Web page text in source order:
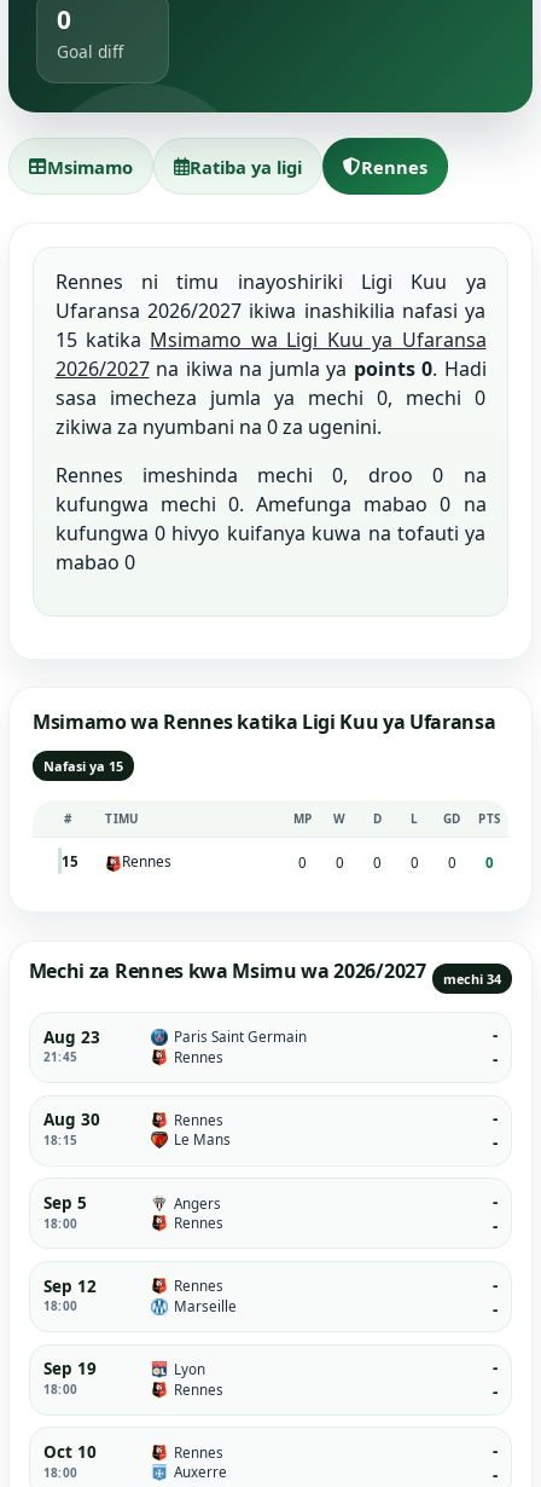
0
Goal diff
Msimamo Ratiba ya ligi Rennes
Rennes ni timu inayoshiriki Ligi Kuu ya
Ufaransa 2026/2027 ikiwa inashikilia nafasi ya
15 katika Msimamo wa Ligi Kuu ya Ufaransa
2026/2027na ikiwa na jumla ya points 0. Hadi
sasa imecheza jumla ya mechi 0, mechi 0
zikiwa za nyumbani na 0 za ugenini.
Rennes imeshinda mechi 0, droo 0 na
kufungwa mechi 0. Amefunga mabao 0 na
kufungwa 0 hivyo kuifanya kuwa na tofauti ya
mabao 0
Msimamo wa Rennes katika Ligi Kuu ya Ufaransa
Nafasi ya 15
# TIMU MP W D L GD PTS
15 Rennes 0 0 0 0 0 0
Mechi za Rennes kwa Msimu wa 2026/2027 mechi 34
Aug 23
21:45
Paris Saint Germain
Rennes
-
-
Aug 30
18:15
Rennes
Le Mans
-
-
Sep 5
18:00
Angers
Rennes
-
-
Sep 12
18:00
Rennes
Marseille
-
-
Sep 19
18:00
Lyon
Rennes
-
-
Oct 10
18:00
Rennes
Auxerre
-
-